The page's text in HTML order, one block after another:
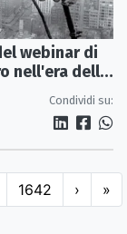
webinar di
nell'era della
Condividi su:
1642 › »